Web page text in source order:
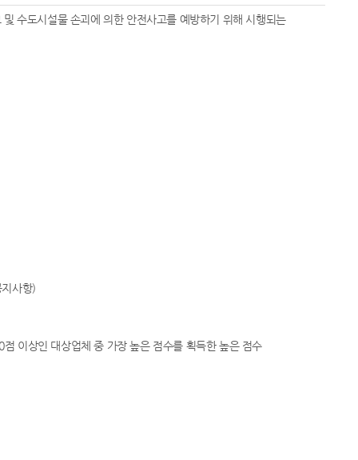
수도시설물 손괴에 의한 안전사고를 예방하기 위해 시행되는
사항)
이상인 대상업체 중 가장 높은 점수를 획득한 높은 점수